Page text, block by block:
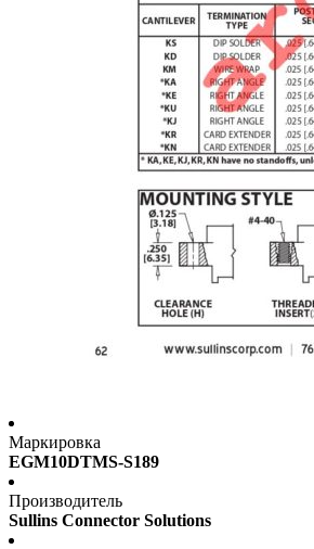
Маркировка
EGM10DTMS-S189
Производитель
Sullins Connector Solutions